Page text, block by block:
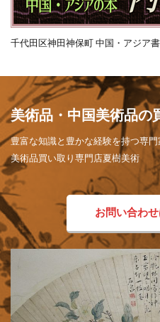
千代田区神田神保町 中国・アジア
美術品・中国美術品の
豊富な知識と豊かな経験を持つ専門
美術品買い取り専門店夏樹美術
お問い合わ